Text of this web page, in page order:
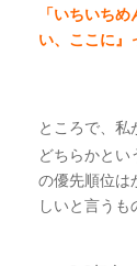
「いちいち
い、ここに』
ところで、私
どちらかとい
の優先順位は
しいと言うも